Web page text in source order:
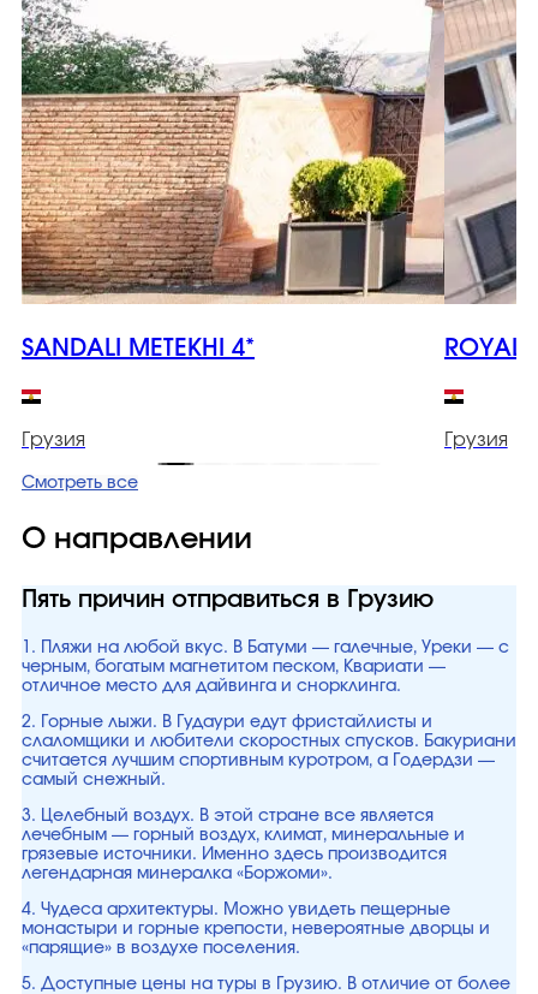
SANDALI METEKHI 4*
Грузия
ROYAL
Грузия
Смотреть все
О направлении
Пять причин отправиться в Грузию
1. Пляжи на любой вкус. В Батуми — галечные, Уреки — с
черным, богатым магнетитом песком, Квариати —
отличное место для дайвинга и снорклинга.
2. Горные лыжи. В Гудаури едут фристайлисты и
слаломщики и любители скоростных спусков. Бакуриани
считается лучшим спортивным куротром, а Годердзи —
самый снежный.
3. Целебный воздух. В этой стране все является
лечебным — горный воздух, климат, минеральные и
грязевые источники. Именно здесь производится
легендарная минералка «Боржоми».
4. Чудеса архитектуры. Можно увидеть пещерные
монастыри и горные крепости, невероятные дворцы и
«парящие» в воздухе поселения.
5. Доступные цены на туры в Грузию. В отличие от более